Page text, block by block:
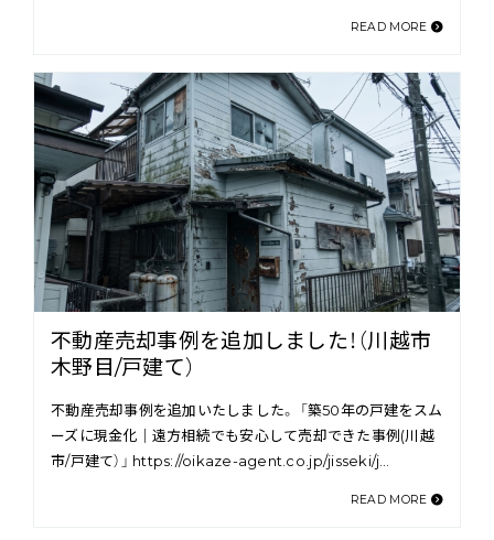
READ MORE
不動産売却事例を追加しました！（川越市
木野目/戸建て）
不動産売却事例を追加いたしました。 「築50年の戸建をスム
ーズに現金化｜遠方相続でも安心して売却できた事例(川越
市/戸建て）」 https://oikaze-agent.co.jp/jisseki/j…
READ MORE